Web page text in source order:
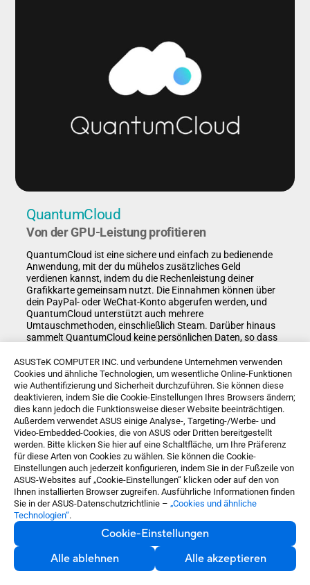
ASUSTeK COMPUTER INC. und verbundene Unternehmen verwenden
Cookies und ähnliche Technologien, um wesentliche Online-Funktionen
wie Authentifizierung und Sicherheit durchzuführen. Sie können diese
deaktivieren, indem Sie die Cookie-Einstellungen Ihres Browsers ändern;
dies kann jedoch die Funktionsweise dieser Website beeinträchtigen.
Außerdem verwendet ASUS einige Analyse-, Targeting-/Werbe- und
Video-Embedded-Cookies, die von ASUS oder Dritten bereitgestellt
werden. Bitte klicken Sie hier auf eine Schaltfläche, um Ihre Präferenz
für diese Arten von Cookies zu wählen. Sie können die Cookie-
Einstellungen auch jederzeit konfigurieren, indem Sie in der Fußzeile von
ASUS-Websites auf „Cookie-Einstellungen“ klicken oder auf den von
Ihnen installierten Browser zugreifen. Ausführliche Informationen finden
Sie in der ASUS-Datenschutzrichtlinie – „Cookies und ähnliche
Technologien“.
Cookie-Einstellungen
Alle ablehnen
Alle akzeptieren
HOL DIR DIE
QuantumCloud
Von der GPU-Leistung profitieren
QuantumCloud ist eine sichere und einfach zu bedienende
Anwendung, mit der du mühelos zusätzliches Geld
verdienen kannst, indem du die Rechenleistung deiner
Grafikkarte gemeinsam nutzt. Die Einnahmen können über
dein PayPal- oder WeChat-Konto abgerufen werden, und
QuantumCloud unterstützt auch mehrere
Umtauschmethoden, einschließlich Steam. Darüber hinaus
sammelt QuantumCloud keine persönlichen Daten, so dass
kannst du sofort loslegen!
Erfahre mehr über QuantumCloud >